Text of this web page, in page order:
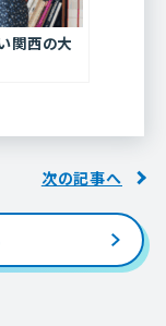
関西の大
次の記事へ